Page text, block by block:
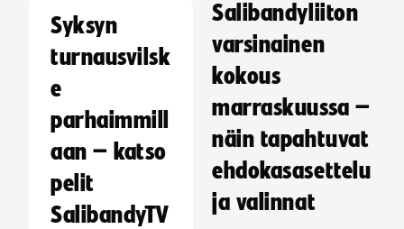
Syksyn
turnausvilsk
e
parhaimmill
aan – katso
pelit
SalibandyTV
Salibandyliiton
varsinainen
kokous
marraskuussa –
näin tapahtuvat
ehdokasasettelu
ja valinnat